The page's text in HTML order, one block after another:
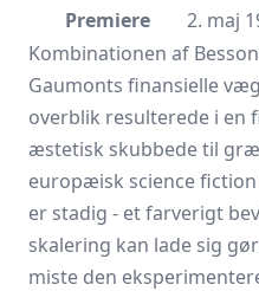
Premiere
2. maj
Kombinationen af
Gaumonts finansielle
overblik resulterede i en
æstetisk skubbede til
europæisk science
er stadig - et farverigt
skalering kan lade sig
miste den